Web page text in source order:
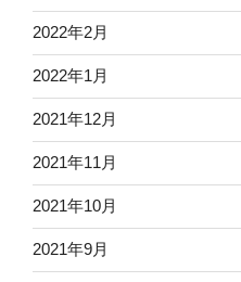
2022年2月
2022年1月
2021年12月
2021年11月
2021年10月
2021年9月